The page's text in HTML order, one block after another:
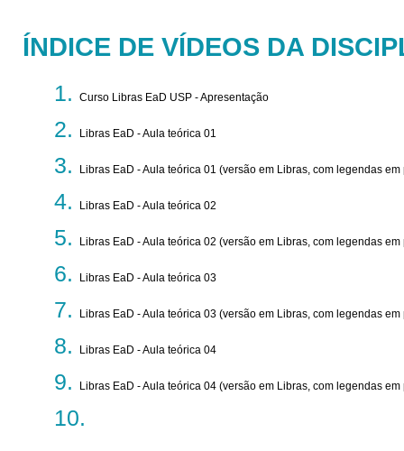
ÍNDICE DE VÍDEOS DA
Curso Libras EaD USP - Apresentação
Libras EaD - Aula teórica 01
Libras EaD - Aula teórica 01 (versão em Libras, com legendas em
Libras EaD - Aula teórica 02
Libras EaD - Aula teórica 02 (versão em Libras, com legendas em
Libras EaD - Aula teórica 03
Libras EaD - Aula teórica 03 (versão em Libras, com legendas em
Libras EaD - Aula teórica 04
Libras EaD - Aula teórica 04 (versão em Libras, com legendas em